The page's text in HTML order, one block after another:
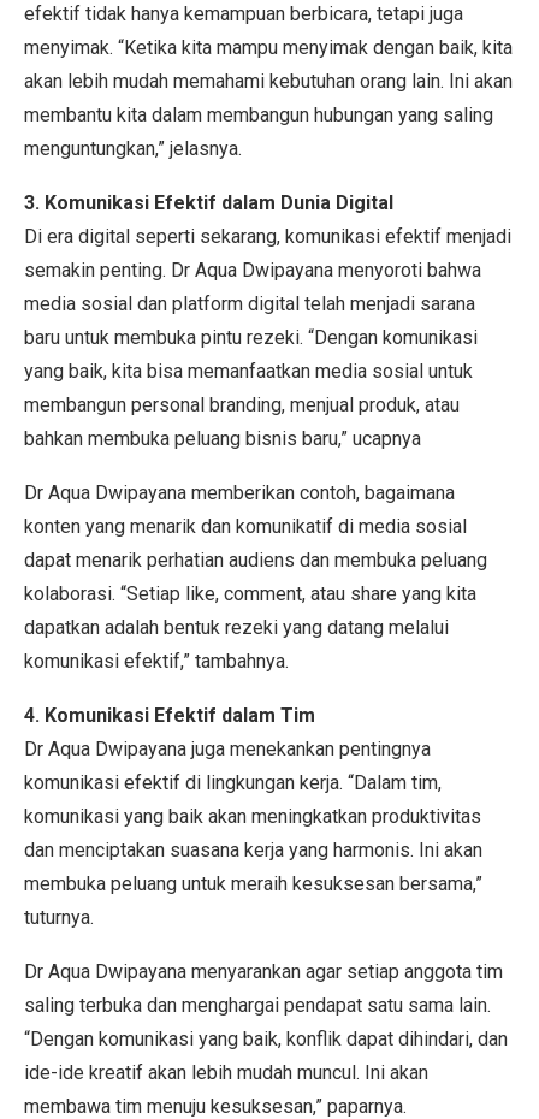
efektif tidak hanya kemampuan berbicara, tetapi juga
menyimak. “Ketika kita mampu menyimak dengan baik, kita
akan lebih mudah memahami kebutuhan orang lain. Ini akan
membantu kita dalam membangun hubungan yang saling
menguntungkan,” jelasnya.
3. Komunikasi Efektif dalam Dunia Digital
Di era digital seperti sekarang, komunikasi efektif menjadi
semakin penting. Dr Aqua Dwipayana menyoroti bahwa
media sosial dan platform digital telah menjadi sarana
baru untuk membuka pintu rezeki. “Dengan komunikasi
yang baik, kita bisa memanfaatkan media sosial untuk
membangun personal branding, menjual produk, atau
bahkan membuka peluang bisnis baru,” ucapnya
Dr Aqua Dwipayana memberikan contoh, bagaimana
konten yang menarik dan komunikatif di media sosial
dapat menarik perhatian audiens dan membuka peluang
kolaborasi. “Setiap like, comment, atau share yang kita
dapatkan adalah bentuk rezeki yang datang melalui
komunikasi efektif,” tambahnya.
4. Komunikasi Efektif dalam Tim
Dr Aqua Dwipayana juga menekankan pentingnya
komunikasi efektif di lingkungan kerja. “Dalam tim,
komunikasi yang baik akan meningkatkan produktivitas
dan menciptakan suasana kerja yang harmonis. Ini akan
membuka peluang untuk meraih kesuksesan bersama,”
tuturnya.
Dr Aqua Dwipayana menyarankan agar setiap anggota tim
saling terbuka dan menghargai pendapat satu sama lain.
“Dengan komunikasi yang baik, konflik dapat dihindari, dan
ide-ide kreatif akan lebih mudah muncul. Ini akan
membawa tim menuju kesuksesan,” paparnya.